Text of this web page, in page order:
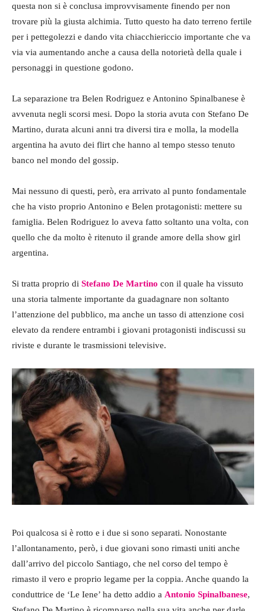
questa non si è conclusa improvvisamente finendo per non
trovare più la giusta alchimia. Tutto questo ha dato terreno fertile
per i pettegolezzi e dando vita chiacchiericcio importante che va
via via aumentando anche a causa della notorietà della quale i
personaggi in questione godono.
La separazione tra Belen Rodriguez e Antonino Spinalbanese è
avvenuta negli scorsi mesi. Dopo la storia avuta con Stefano De
Martino, durata alcuni anni tra diversi tira e molla, la modella
argentina ha avuto dei flirt che hanno al tempo stesso tenuto
banco nel mondo del gossip.
Mai nessuno di questi, però, era arrivato al punto fondamentale
che ha visto proprio Antonino e Belen protagonisti: mettere su
famiglia. Belen Rodriguez lo aveva fatto soltanto una volta, con
quello che da molto è ritenuto il grande amore della show girl
argentina.
Si tratta proprio di Stefano De Martino con il quale ha vissuto
una storia talmente importante da guadagnare non soltanto
l’attenzione del pubblico, ma anche un tasso di attenzione cosi
elevato da rendere entrambi i giovani protagonisti indiscussi su
riviste e durante le trasmissioni televisive.
Poi qualcosa si è rotto e i due si sono separati. Nonostante
l’allontanamento, però, i due giovani sono rimasti uniti anche
dall’arrivo del piccolo Santiago, che nel corso del tempo è
rimasto il vero e proprio legame per la coppia. Anche quando la
conduttrice de ‘Le Iene’ ha detto addio a Antonio Spinalbanese,